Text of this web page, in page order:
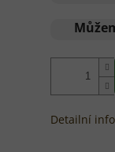
cena:
Detailní